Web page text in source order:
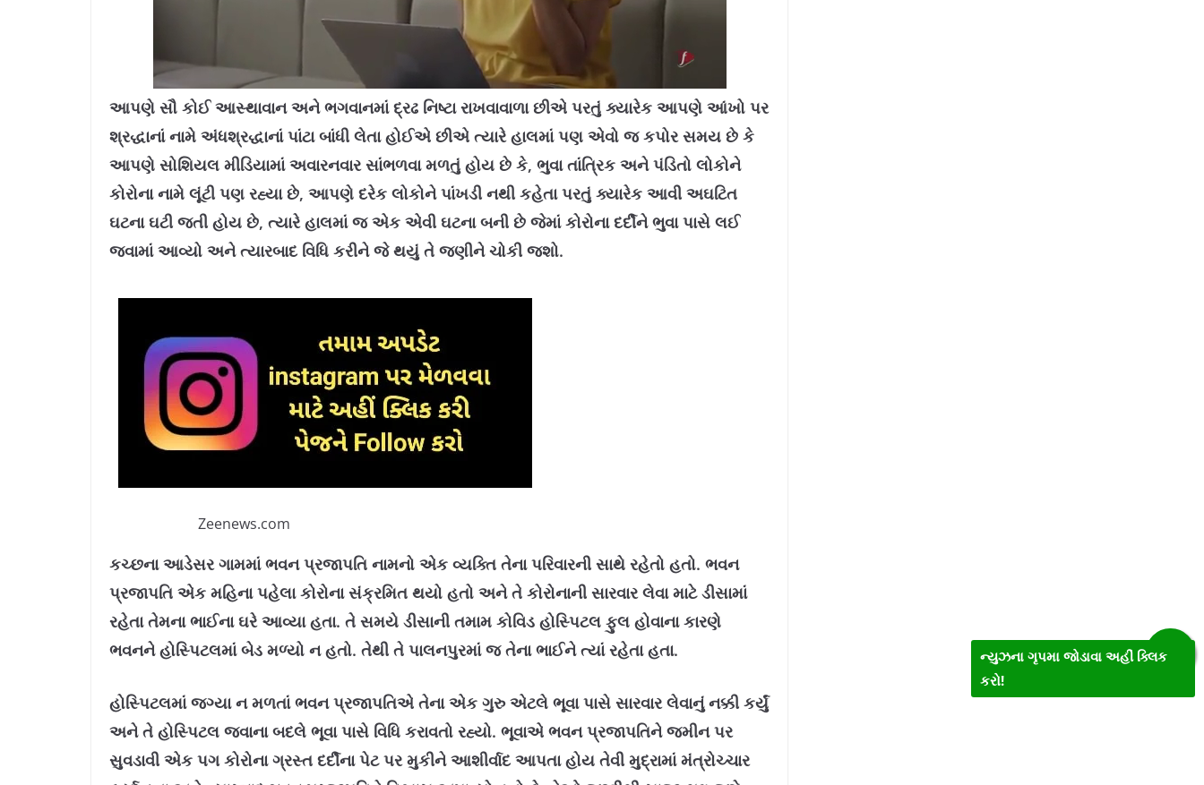
U
n
u
t
o
d
e
:
1
.
7
આપણે સૌ કોઈ આસ્થાવાન અને ભગવાનમાં દ્રઢ નિષ્ટા રાખવાવાળા છીએ પરતું ક્યારેક આપણે આંખો પર
શ્રદ્ધાનાં નામે અંધશ્રદ્ધાનાં પાંટા બાંધી લેતા હોઈએ છીએ ત્યારે હાલમાં પણ એવો જ કપોર સમય છે કે
આપણે સોશિયલ મીડિયામાં અવારનવાર સાંભળવા મળતું હોય છે કે, ભુવા તાંત્રિક અને પંડિતો લોકોને
કોરોના નામે લૂંટી પણ રહ્યા છે, આપણે દરેક લોકોને પાંખડી નથી કહેતા પરતું ક્યારેક આવી અઘટિત
ઘટના ઘટી જતી હોય છે, ત્યારે હાલમાં જ એક એવી ઘટના બની છે જેમાં કોરોના દર્દીને ભુવા પાસે લઈ
જવામાં આવ્યો અને ત્યારબાદ વિધિ કરીને જે થયું તે જણીને ચોકી જશો.
Zeenews.com
કચ્છના આડેસર ગામમાં ભવન પ્રજાપતિ નામનો એક વ્યક્તિ તેના પરિવારની સાથે રહેતો હતો. ભવન
પ્રજાપતિ એક મહિના પહેલા કોરોના સંક્રમિત થયો હતો અને તે કોરોનાની સારવાર લેવા માટે ડીસામાં
રહેતા તેમના ભાઈના ઘરે આવ્યા હતા. તે સમયે ડીસાની તમામ કોવિડ હોસ્પિટલ ફુલ હોવાના કારણે
ભવનને હોસ્પિટલમાં બેડ મળ્યો ન હતો. તેથી તે પાલનપુરમાં જ તેના ભાઈને ત્યાં રહેતા હતા.
હોસ્પિટલમાં જગ્યા ન મળતાં ભવન પ્રજાપતિએ તેના એક ગુરુ એટલે ભૂવા પાસે સારવાર લેવાનું નક્કી કર્યું
અને તે હોસ્પિટલ જવાના બદલે ભૂવા પાસે વિધિ કરાવતો રહ્યો. ભૂવાએ ભવન પ્રજાપતિને જમીન પર
સુવડાવી એક પગ કોરોના ગ્રસ્ત દર્દીના પેટ પર મુકીને આશીર્વાદ આપતા હોય તેવી મુદ્રામાં મંત્રોચ્ચાર
ન્યુઝના ગૃપમા જોડાવા અહીં ક્લિક
કરો!